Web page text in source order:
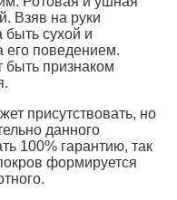
Взяв на руки
сухой и
его поведением.
быть признаком
присутствовать, но
данного
100% гарантию, так
формируется